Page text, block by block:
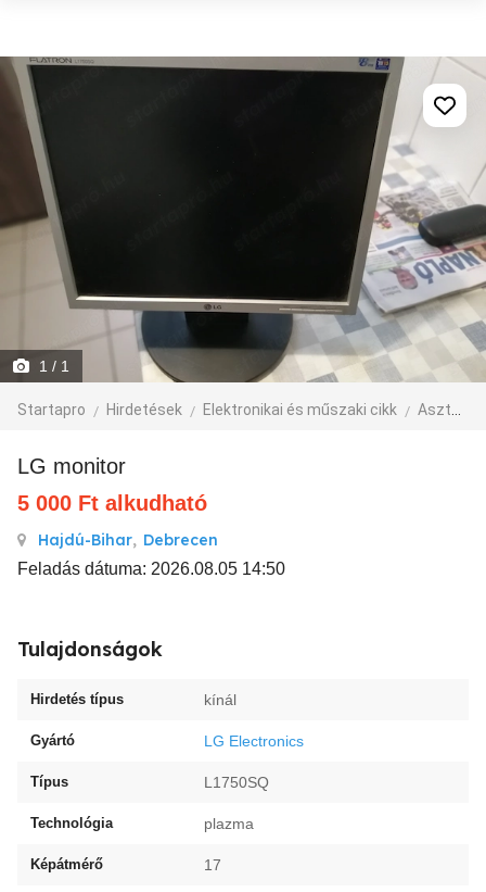
1 / 1
Startapro Hirdetések Elektronikai és műszaki cikk Asztali PC és tartozék
LG monitor
5 000 Ft alkudható
Hajdú-Bihar, Debrecen
Feladás dátuma: 2026.08.05 14:50
Tulajdonságok
Hirdetés típus kínál
Gyártó LG Electronics
Típus L1750SQ
Technológia plazma
Képátmérő 17